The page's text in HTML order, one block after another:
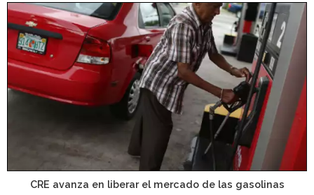
CRE avanza en liberar el mercado de las gasolinas